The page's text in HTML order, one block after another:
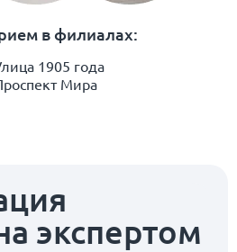
в филиалах:
1905 года
Мира
экспертом